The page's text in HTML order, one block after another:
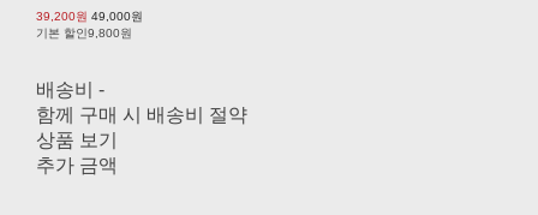
39,200원 49,000원
기본 할인9,800원
배송비 -
함께 구매 시 배송비 절약
상품 보기
추가 금액